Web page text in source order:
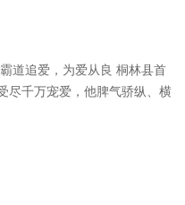
道追爱，为爱从良 桐林县首
尽千万宠爱，他脾气骄纵、横
二世祖的人生本该一直一帆